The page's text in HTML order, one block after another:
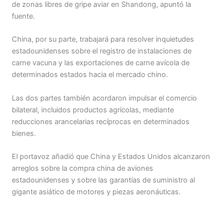
de zonas libres de gripe aviar en Shandong, apuntó la
fuente.
China, por su parte, trabajará para resolver inquietudes
estadounidenses sobre el registro de instalaciones de
carne vacuna y las exportaciones de carne avícola de
determinados estados hacia el mercado chino.
Las dos partes también acordaron impulsar el comercio
bilateral, incluidos productos agrícolas, mediante
reducciones arancelarias recíprocas en determinados
bienes.
El portavoz añadió que China y Estados Unidos alcanzaron
arreglos sobre la compra china de aviones
estadounidenses y sobre las garantías de suministro al
gigante asiático de motores y piezas aeronáuticas.